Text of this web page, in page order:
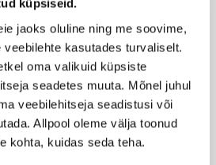
küpsiseid.
jaoks oluline ning me soovime,
kasutades turvaliselt.
oma valikuid küpsiste
seadetes muuta. Mõnel juhul
veebilehitseja seadistusi või
Allpool oleme välja toonud
kohta, kuidas seda teha.
LONDONTOWN
Küünelakk 12ml
17,90 €
+31
OPI
Shine küünelakk 15ml